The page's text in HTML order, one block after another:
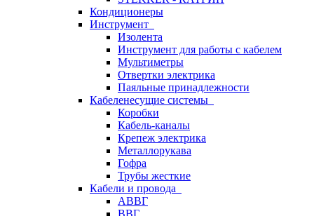
Кондиционеры
Инструмент
Изолента
Инструмент для работы с кабелем
Мультиметры
Отвертки электрика
Паяльные принадлежности
Кабеленесущие системы
Коробки
Кабель-каналы
Крепеж электрика
Металлорукава
Гофра
Трубы жесткие
Кабели и провода
АВВГ
ВВГ